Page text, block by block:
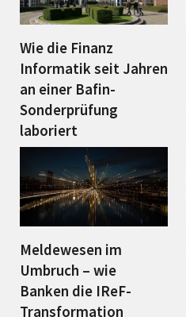
Wie die Finanz
Informatik seit Jahren
an einer Bafin-
Sonderprüfung
laboriert
Meldewesen im
Umbruch – wie
Banken die IReF-
Transformation